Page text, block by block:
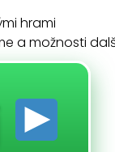
hrami
a možnosti